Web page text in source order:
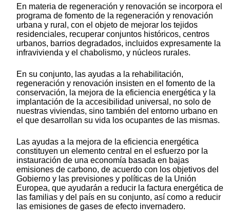
En materia de regeneración y renovación se incorpora el
programa de fomento de la regeneración y renovación
urbana y rural, con el objeto de mejorar los tejidos
residenciales, recuperar conjuntos históricos, centros
urbanos, barrios degradados, incluidos expresamente la
infravivienda y el chabolismo, y núcleos rurales.
En su conjunto, las ayudas a la rehabilitación,
regeneración y renovación insisten en el fomento de la
conservación, la mejora de la eficiencia energética y la
implantación de la accesibilidad universal, no solo de
nuestras viviendas, sino también del entorno urbano en
el que desarrollan su vida los ocupantes de las mismas.
Las ayudas a la mejora de la eficiencia energética
constituyen un elemento central en el esfuerzo por la
instauración de una economía basada en bajas
emisiones de carbono, de acuerdo con los objetivos del
Gobierno y las previsiones y políticas de la Unión
Europea, que ayudarán a reducir la factura energética de
las familias y del país en su conjunto, así como a reducir
las emisiones de gases de efecto invernadero.